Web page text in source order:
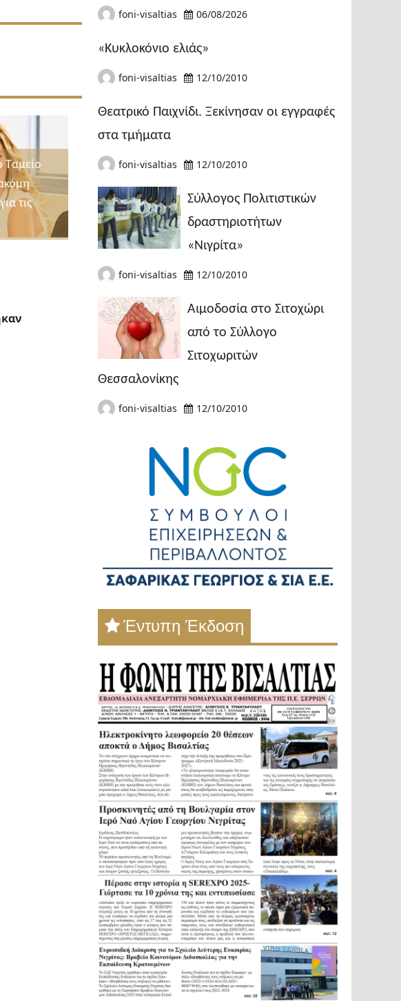
Ταμείο
τις
foni-visaltias 06/08/2026
«Κυκλοκόνιο ελιάς»
foni-visaltias 12/10/2010
Θεατρικό Παιχνίδι. Ξεκίνησαν οι εγγραφές
στα τμήματα
foni-visaltias 12/10/2010
Σύλλογος Πολιτιστικών
δραστηριοτήτων
«Νιγρίτα»
foni-visaltias 12/10/2010
Αιμοδοσία στο Σιτοχώρι
από το Σύλλογο
Σιτοχωριτών
Θεσσαλονίκης
foni-visaltias 12/10/2010
Έντυπη Έκδοση